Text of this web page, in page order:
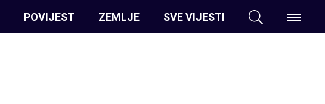
POVIJEST ZEMLJE SVE VIJESTI